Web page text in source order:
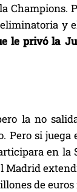
Champions.
y
le privó la
la no
si juega
en la
Madrid
de